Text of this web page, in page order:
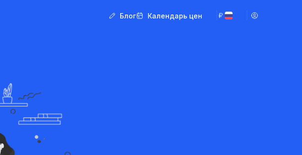
Блог Календарь цен